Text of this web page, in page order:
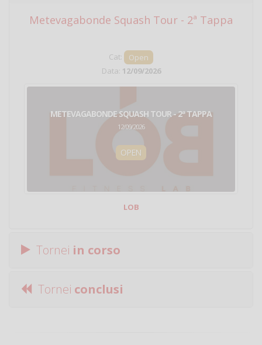
Metevagabonde Squash Tour - 2ª Tappa
Cat:
Open
Data: 12/09/2026
METEVAGABONDE SQUASH TOUR - 2ª TAPPA
12/09/2026
OPEN
LOB
Tornei in corso
Tornei conclusi